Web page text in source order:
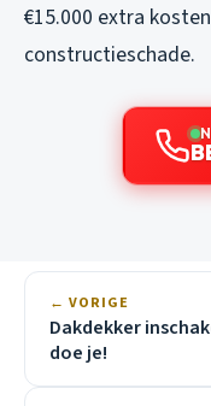
€15.000 extra
constructieschade.
← VORIGE
Dakdekker
doe je!